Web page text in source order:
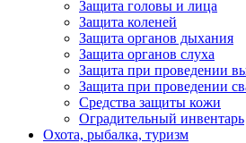
Защита головы и лица
Защита коленей
Защита органов дыхания
Защита органов слуха
Защита при проведении
Защита при проведении
Средства защиты кожи
Оградительный инвентарь
Охота, рыбалка, туризм